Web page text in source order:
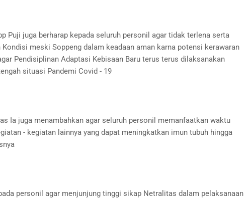
Puji juga berharap kepada seluruh personil agar tidak terlena serta
meski Soppeng dalam keadaan aman karna potensi kerawaran
Pendisiplinan Adaptasi Kebisaan Baru terus terus dilaksanakan
situasi Pandemi Covid - 19
Ia juga menambahkan agar seluruh personil memanfaatkan waktu
- kegiatan lainnya yang dapat meningkatkan imun tubuh hingga
personil agar menjunjung tinggi sikap Netralitas dalam pelaksanaan